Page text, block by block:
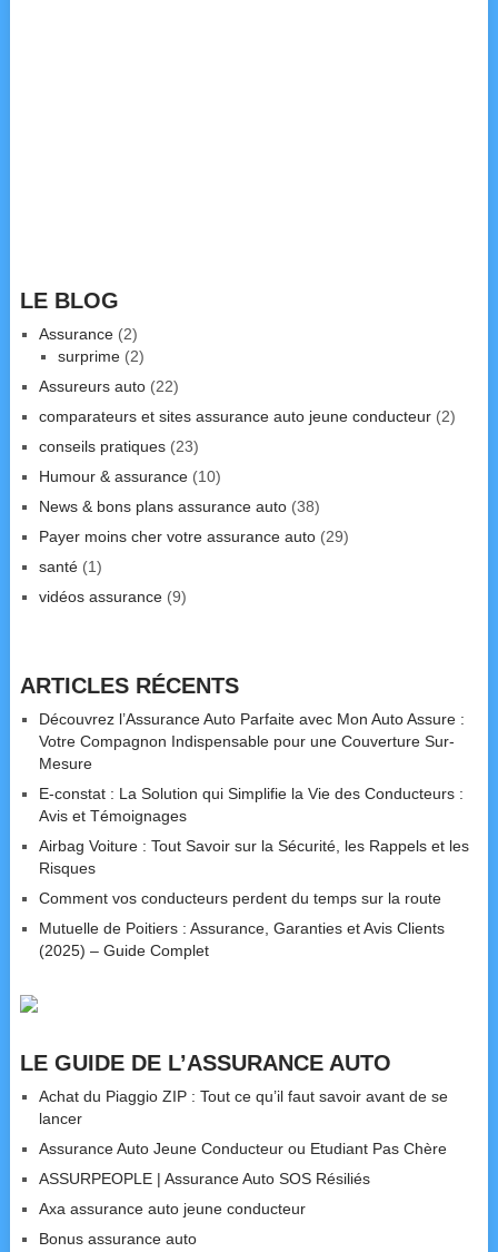
LE BLOG
Assurance(2)
surprime(2)
Assureurs auto(22)
comparateurs et sites assurance auto jeune conducteur(2)
conseils pratiques(23)
Humour & assurance(10)
News & bons plans assurance auto(38)
Payer moins cher votre assurance auto(29)
santé(1)
vidéos assurance(9)
ARTICLES RÉCENTS
Découvrez l’Assurance Auto Parfaite avec Mon Auto Assure :
Votre Compagnon Indispensable pour une Couverture Sur-
Mesure
E-constat : La Solution qui Simplifie la Vie des Conducteurs :
Avis et Témoignages
Airbag Voiture : Tout Savoir sur la Sécurité, les Rappels et les
Risques
Comment vos conducteurs perdent du temps sur la route
Mutuelle de Poitiers : Assurance, Garanties et Avis Clients
(2025) – Guide Complet
LE GUIDE DE L’ASSURANCE AUTO
Achat du Piaggio ZIP : Tout ce qu’il faut savoir avant de se
lancer
Assurance Auto Jeune Conducteur ou Etudiant Pas Chère
ASSURPEOPLE | Assurance Auto SOS Résiliés
Axa assurance auto jeune conducteur
Bonus assurance auto